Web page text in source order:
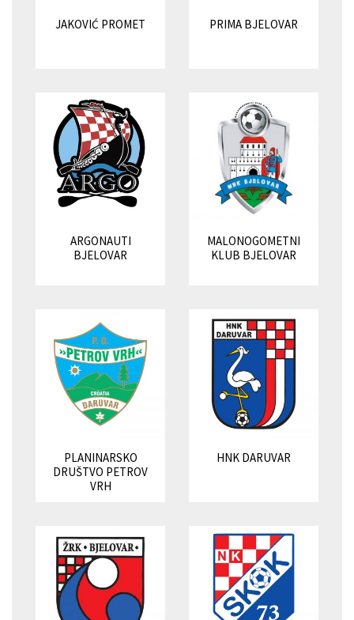
JAKOVIĆ PROMET PRIMA BJELOVAR
ARGONAUTI
BJELOVAR
MALONOGOMETNI
KLUB BJELOVAR
PLANINARSKO
DRUŠTVO PETROV
VRH
HNK DARUVAR